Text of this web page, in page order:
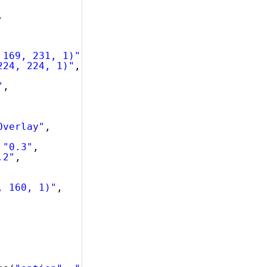
,
231, 1)"
224, 1)" ,
,
,
"0.3" ,
,
160, 1)" ,